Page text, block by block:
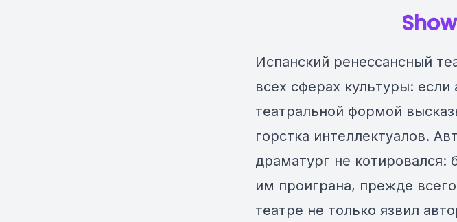
Испанский ренессансный
всех сферах культуры:
театральной формой
горстка интеллектуалов.
драматург не котировался:
им проиграна, прежде
театре не только язвил